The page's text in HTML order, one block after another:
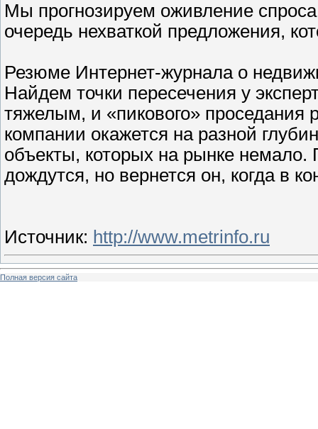
Мы прогнозируем оживление
очередь нехваткой предложения,
Резюме Интернет-журнала о
Найдем точки пересечения у
тяжелым, и «пикового» проседания
компании окажется на разной
объекты, которых на рынке немало.
дождутся, но вернется он, когда в
Источник: http://www.metrinfo.ru
Полная версия сайта